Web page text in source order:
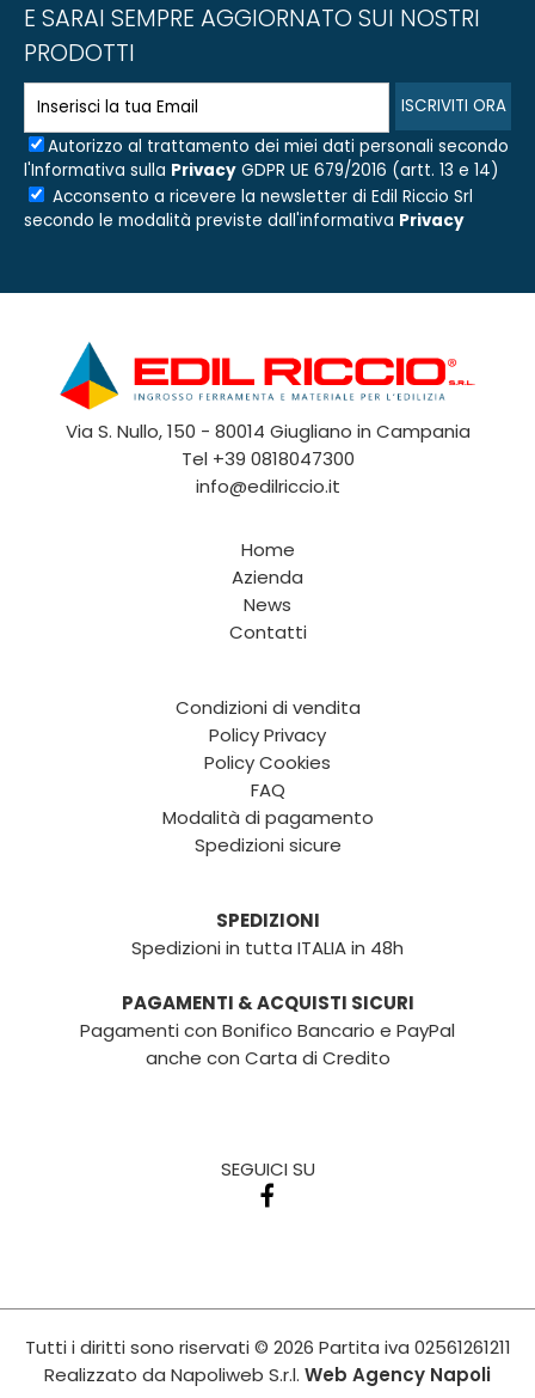
E SARAI SEMPRE AGGIORNATO SUI NOSTRI
PRODOTTI
Autorizzo al trattamento dei miei dati personali secondo
l'Informativa sulla Privacy GDPR UE 679/2016 (artt. 13 e 14)
Acconsento a ricevere la newsletter di Edil Riccio Srl
secondo le modalità previste dall'informativa Privacy
Via S. Nullo, 150 - 80014 Giugliano in Campania
Tel +39 0818047300
info@edilriccio.it
Home
Azienda
News
Contatti
Condizioni di vendita
Policy Privacy
Policy Cookies
FAQ
Modalità di pagamento
Spedizioni sicure
SPEDIZIONI
Spedizioni in tutta ITALIA in 48h
PAGAMENTI & ACQUISTI SICURI
Pagamenti con Bonifico Bancario e PayPal
anche con Carta di Credito
SEGUICI SU
Tutti i diritti sono riservati © 2026 Partita iva 02561261211
Realizzato da Napoliweb S.r.l. Web Agency Napoli